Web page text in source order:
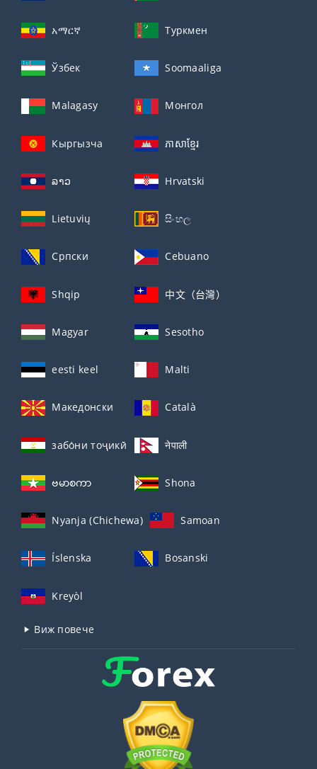
አማርኛ Туркмен
Ўзбек Soomaaliga
Malagasy Монгол
Кыргызча ភាសាខ្មែរ
ລາວ Hrvatski
Lietuvių සිංහල
Српски Cebuano
Shqip 中文（台灣）
Magyar Sesotho
eesti keel Malti
Македонски Català
забо́ни тоҷикӣ́ नेपाली
ဗမာစကာ Shona
Nyanja (Chichewa) Samoan
Íslenska Bosanski
Kreyòl
Виж повече